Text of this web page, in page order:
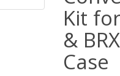
Kit
&
Case